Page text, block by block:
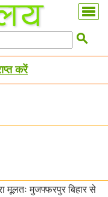

करें
मूलतः मुजफ्फरपुर बिहार से